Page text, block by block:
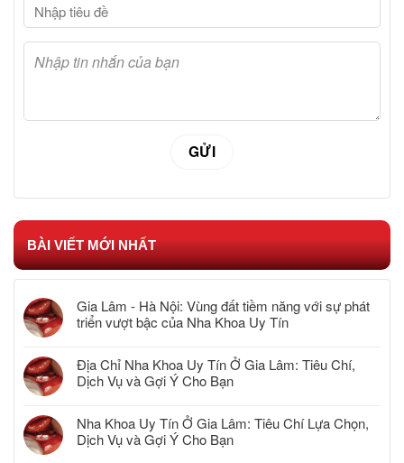
BÀI VIẾT MỚI NHẤT
Gia Lâm - Hà Nội: Vùng đất tiềm năng với sự phát
triển vượt bậc của Nha Khoa Uy Tín
Địa Chỉ Nha Khoa Uy Tín Ở Gia Lâm: Tiêu Chí,
Dịch Vụ và Gợi Ý Cho Bạn
Nha Khoa Uy Tín Ở Gia Lâm: Tiêu Chí Lựa Chọn,
Dịch Vụ và Gợi Ý Cho Bạn